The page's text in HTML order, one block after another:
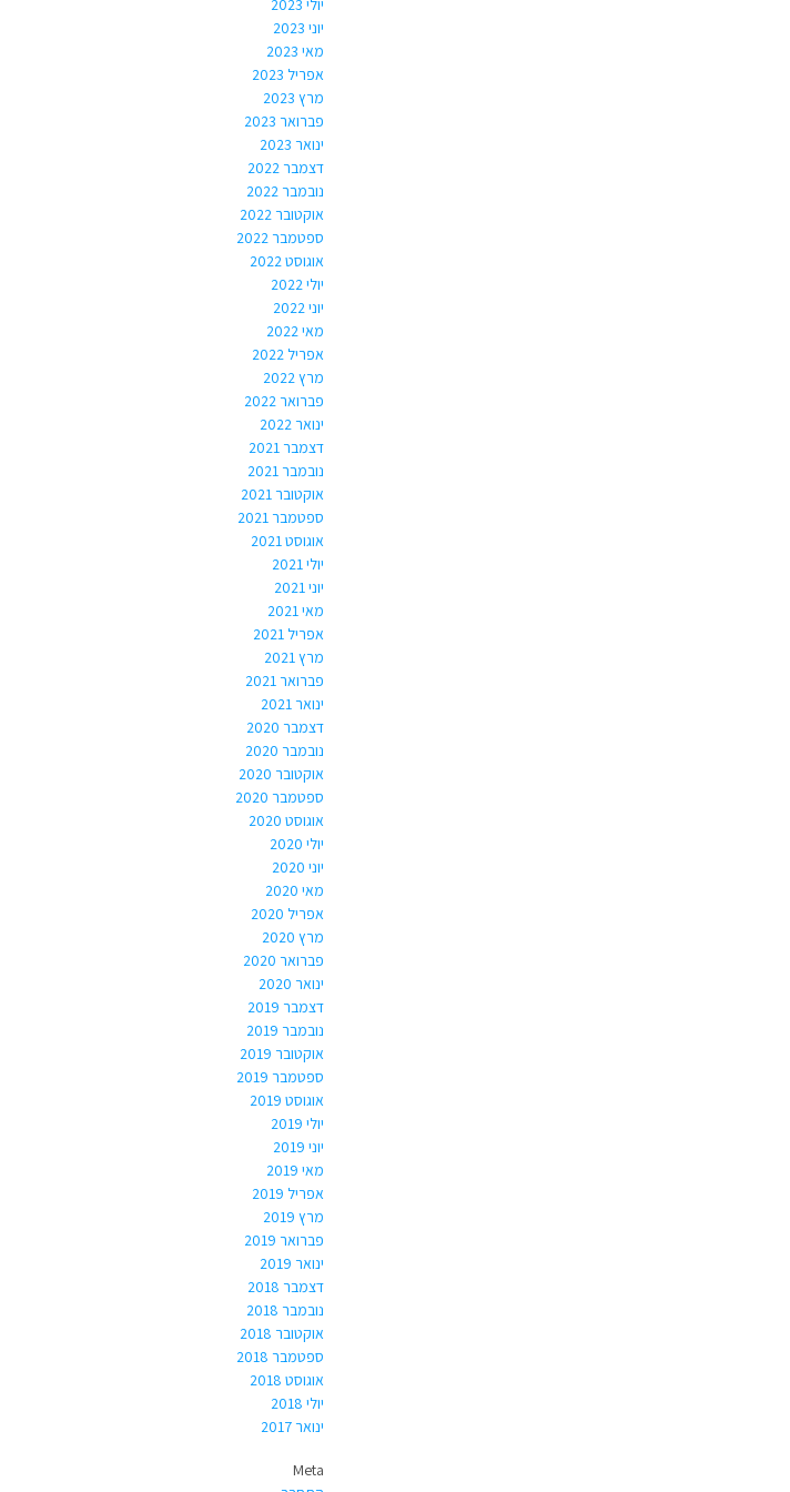
יוני 2023
מאי 2023
אפריל 2023
מרץ 2023
פברואר 2023
ינואר 2023
דצמבר 2022
נובמבר 2022
אוקטובר 2022
ספטמבר 2022
אוגוסט 2022
יולי 2022
יוני 2022
מאי 2022
אפריל 2022
מרץ 2022
פברואר 2022
ינואר 2022
דצמבר 2021
נובמבר 2021
אוקטובר 2021
ספטמבר 2021
אוגוסט 2021
יולי 2021
יוני 2021
מאי 2021
אפריל 2021
מרץ 2021
פברואר 2021
ינואר 2021
דצמבר 2020
נובמבר 2020
אוקטובר 2020
ספטמבר 2020
אוגוסט 2020
יולי 2020
יוני 2020
מאי 2020
אפריל 2020
מרץ 2020
פברואר 2020
ינואר 2020
דצמבר 2019
נובמבר 2019
אוקטובר 2019
ספטמבר 2019
אוגוסט 2019
יולי 2019
יוני 2019
מאי 2019
אפריל 2019
מרץ 2019
פברואר 2019
ינואר 2019
דצמבר 2018
נובמבר 2018
אוקטובר 2018
ספטמבר 2018
אוגוסט 2018
יולי 2018
ינואר 2017
Meta